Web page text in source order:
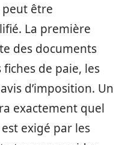
peut être
La première
des documents
de paie, les
d’imposition. Un
exactement quel
exigé par les